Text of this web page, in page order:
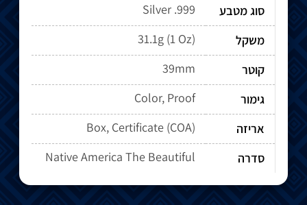
סוג מטבע
Silver .999
משקל
31.1g (1 Oz)
קוטר
39mm
גימור
Color, Proof
אריזה
Box, Certificate (COA)
סדרה
Native America The Beautiful